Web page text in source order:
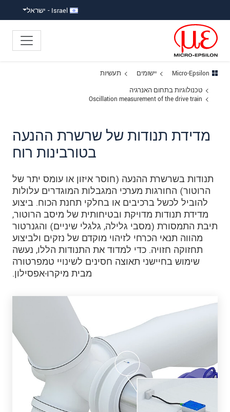
Israel - ישראל
Micro-Epsilon יישומים
תעשיות
טכנולוגיות בתחום האנרגיה
Oscillation measurement of the drive train
מדידת תנודות של שרשרת ההנעה
בטורבינות רוח
תנודות בשרשרת ההנעה (חוסר איזון או עומס יתר של
הרוטור) החורגות מערכי המגבלות המוגדרים עלולות
להוביל לכשל ברכיבים או בחלקי תחנת הכוח. ביצוע
מדידת תנודות מדויקת ובטיחותית של מיסב הרוטור,
תיבת התמסורת (מסבי גלילה, גלגלי שיניים) והגנרטור
מהווה תנאי הכרחי לזיהוי מוקדם של נזקים ולביצוע
תחזוקה חזויה. כדי למדוד את התנודות הללו, נעשה
שימוש בחיישני תאוצה חסינים לשינויי טמפרטורה
מבית מיקרו-אפסילון.